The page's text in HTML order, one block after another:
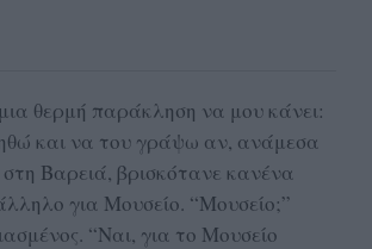
θερμή παράκληση να μου κάνει:
και να του γράψω αν, ανάμεσα
Βαρειά, βρισκότανε κανένα
για Μουσείο. “Μουσείο;”
“Ναι, για το Μουσείο